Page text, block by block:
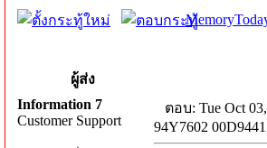
ผู้ส่ง
Information 7
Customer Support
ตอบ: Tue Oct
94Y7602